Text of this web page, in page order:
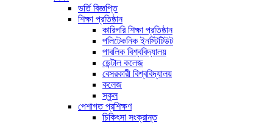
ভর্তি বিজ্ঞপ্তি
শিক্ষা প্রতিষ্ঠান
কারিগরি শিক্ষা প্রতিষ্ঠান
পলিটেকনিক ইনস্টিটিউট
পাবলিক বিশ্ববিদ্যালয়
ডেন্টাল কলেজ
বেসরকারী বিশ্ববিদ্যালয়
কলেজ
স্কুল
পেশাগত প্রশিক্ষণ
চিকিৎসা সংক্রান্ত